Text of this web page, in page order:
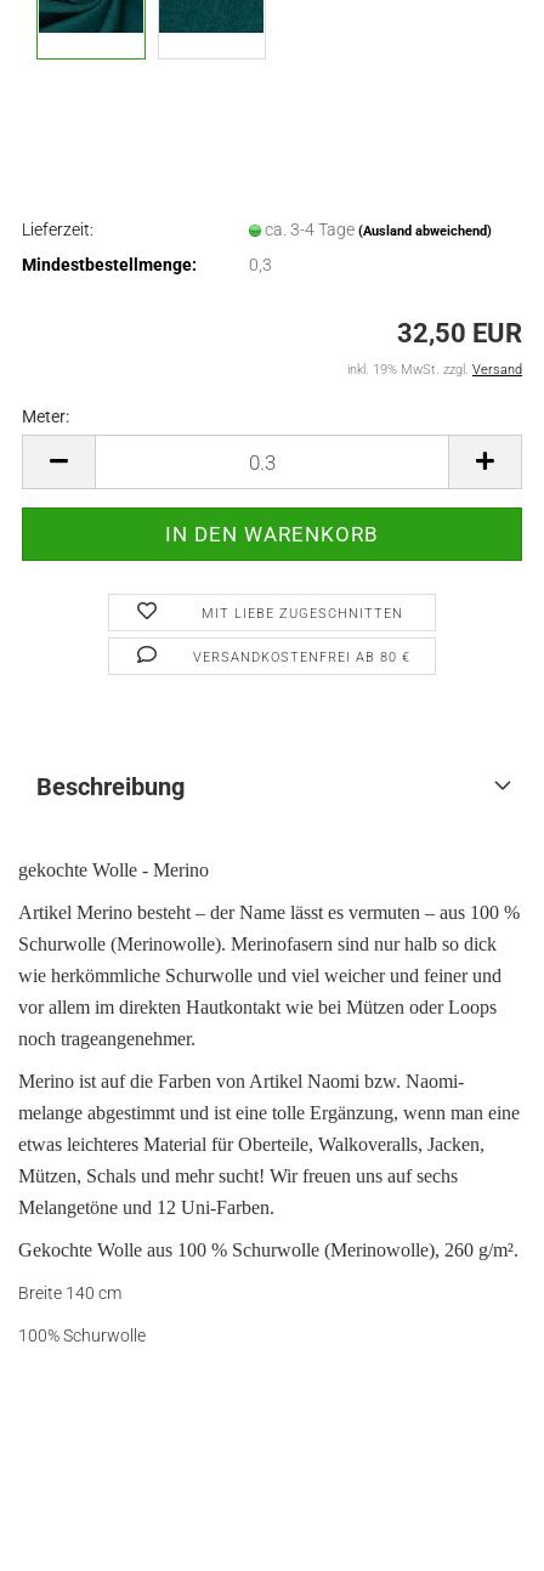
Lieferzeit: ca. 3-4 Tage (Ausland abweichend)
Mindestbestellmenge: 0,3
32,50 EUR
inkl. 19% MwSt. zzgl. Versand
Meter:
MIT LIEBE ZUGESCHNITTEN
VERSANDKOSTENFREI AB 80 €
Beschreibung
gekochte Wolle - Merino
Artikel Merino besteht – der Name lässt es vermuten – aus 100 %
Schurwolle (Merinowolle). Merinofasern sind nur halb so dick
wie herkömmliche Schurwolle und viel weicher und feiner und
vor allem im direkten Hautkontakt wie bei Mützen oder Loops
noch trageangenehmer.
Merino ist auf die Farben von Artikel Naomi bzw. Naomi-
melange abgestimmt und ist eine tolle Ergänzung, wenn man eine
etwas leichteres Material für Oberteile, Walkoveralls, Jacken,
Mützen, Schals und mehr sucht! Wir freuen uns auf sechs
Melangetöne und 12 Uni-Farben.
Gekochte Wolle aus 100 % Schurwolle (Merinowolle), 260 g/m².
Breite 140 cm
100% Schurwolle